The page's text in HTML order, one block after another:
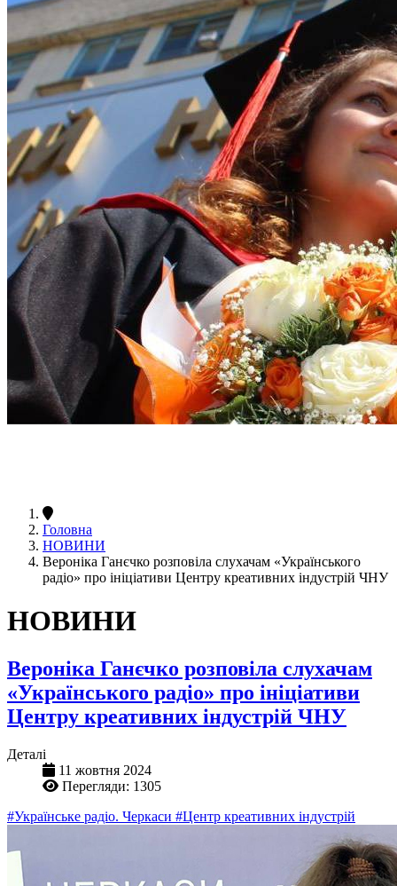
Головна
НОВИНИ
Вероніка Ганєчко розповіла слухачам «Українського
радіо» про ініціативи Центру креативних індустрій ЧНУ
НОВИНИ
Вероніка Ганєчко розповіла слухачам
«Українського радіо» про ініціативи
Центру креативних індустрій ЧНУ
Деталі
11 жовтня 2024
Перегляди: 1305
#Українське радіо. Черкаси #Центр креативних індустрій